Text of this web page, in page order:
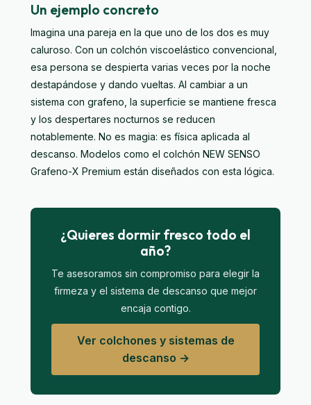
Un ejemplo concreto
Imagina una pareja en la que uno de los dos es muy
caluroso. Con un colchón viscoelástico convencional,
esa persona se despierta varias veces por la noche
destapándose y dando vueltas. Al cambiar a un
sistema con grafeno, la superficie se mantiene fresca
y los despertares nocturnos se reducen
notablemente. No es magia: es física aplicada al
descanso. Modelos como el colchón NEW SENSO
Grafeno-X Premium están diseñados con esta lógica.
¿Quieres dormir fresco todo el
año?
Te asesoramos sin compromiso para elegir la
firmeza y el sistema de descanso que mejor
encaja contigo.
Ver colchones y sistemas de
descanso →